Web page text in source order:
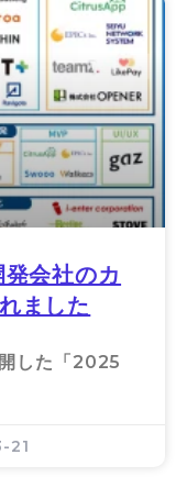
会社のカ
ました
した「2025
21